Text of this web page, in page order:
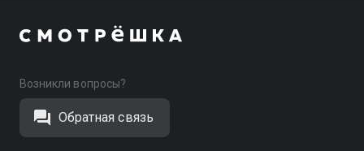
Возникли вопросы?
Обратная связь